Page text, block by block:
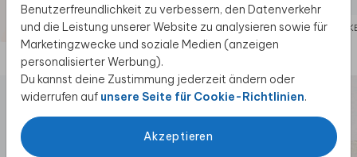
Benutzerfreundlichkeit zu verbessern, den Datenverkehr
und die Leistung unserer Website zu analysieren sowie für
Marketingzwecke und soziale Medien (anzeigen
personalisierter Werbung).
Du kannst deine Zustimmung jederzeit ändern oder
widerrufen auf unsere Seite für Cookie-Richtlinien.
Akzeptieren
Diese Produkte könnten dir auch gefallen